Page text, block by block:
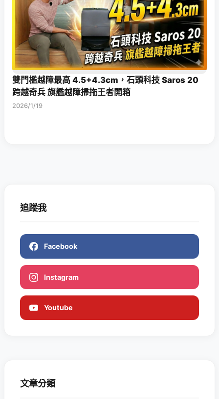
雙門檻越障最高 4.5+4.3cm，石頭科技 Saros 20
跨越奇兵 旗艦越障掃拖王者開箱
2026/1/19
追蹤我
Facebook
Instagram
Youtube
文章分類